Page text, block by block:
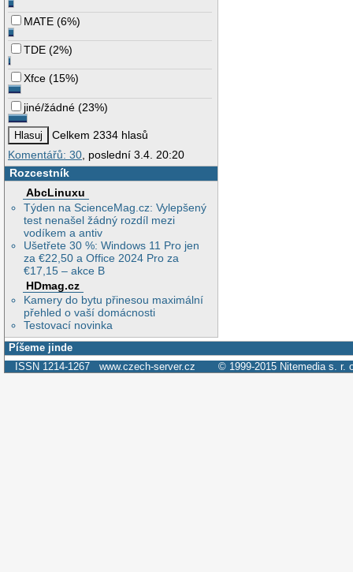
MATE (6%)
TDE (2%)
Xfce (15%)
jiné/žádné (23%)
Celkem 2334 hlasů
Komentářů: 30, poslední 3.4. 20:20
Rozcestník
AbcLinuxu
Týden na ScienceMag.cz: Vylepšený
test nenašel žádný rozdíl mezi
vodíkem a antiv
Ušetřete 30 %: Windows 11 Pro jen
za €22,50 a Office 2024 Pro za
€17,15 – akce B
HDmag.cz
Kamery do bytu přinesou maximální
přehled o vaší domácnosti
Testovací novinka
Píšeme jinde
ISSN 1214-1267 www.czech-server.cz © 1999-2015 Nitemedia s. r.